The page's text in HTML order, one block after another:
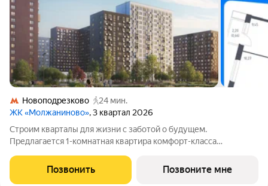
Новоподрезково
24 мин.
ЖК «Молжаниново», 3 квартал 2026
Строим кварталы для жизни с заботой о будущем.
Предлагается 1-комнатная квартира комфорт-класса
этаже, в жилом комплексе "Молжаниново".Для тех, кто ценит
время, предлагаем сделать готовую отделку:
Позвонить Позвоните мне